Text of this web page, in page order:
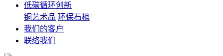
低碳循环创新
铜艺术品 环保石棺
我们的客户
联络我们